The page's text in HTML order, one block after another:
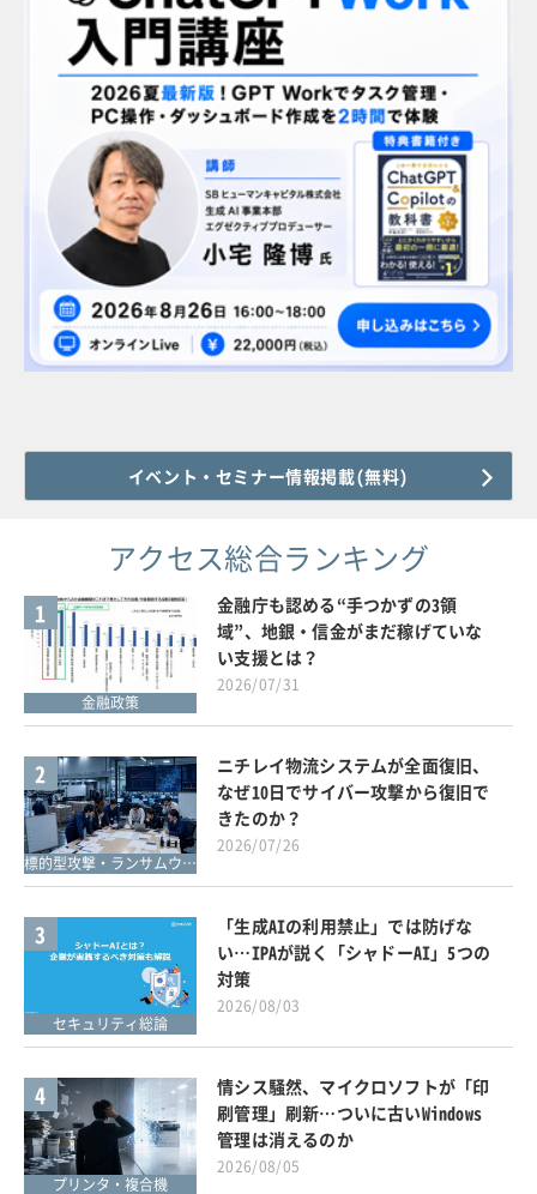
イベント・セミナー情報掲載(無料)
アクセス総合ランキング
1
金融政策
金融庁も認める“手つかずの3領
域”、地銀・信金がまだ稼げていな
い支援とは？
2026/07/31
2
標的型攻撃・ランサムウェア対策
ニチレイ物流システムが全面復旧、
なぜ10日でサイバー攻撃から復旧で
きたのか？
2026/07/26
3
セキュリティ総論
「生成AIの利用禁止」では防げな
い…IPAが説く「シャドーAI」5つの
対策
2026/08/03
4
プリンタ・複合機
情シス騒然、マイクロソフトが「印
刷管理」刷新…ついに古いWindows
管理は消えるのか
2026/08/05